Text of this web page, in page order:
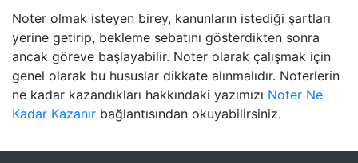
Noter olmak isteyen birey, kanunların istediği şartları
yerine getirip, bekleme sebatını gösterdikten sonra
ancak göreve başlayabilir. Noter olarak çalışmak için
genel olarak bu hususlar dikkate alınmalıdır. Noterlerin
ne kadar kazandıkları hakkındaki yazımızı Noter Ne
Kadar Kazanır bağlantısından okuyabilirsiniz.